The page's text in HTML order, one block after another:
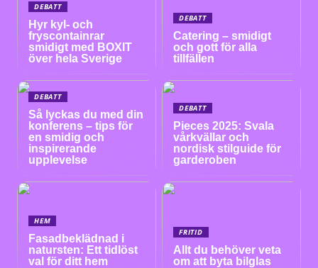
DEBATT
Hyr kyl- och
fryscontainrar
smidigt med BOXIT
över hela Sverige
DEBATT
Catering – smidigt
och gott för alla
tillfällen
DEBATT
Så lyckas du med din
konferens – tips för
en smidig och
inspirerande
upplevelse
DEBATT
Pieces 2025: Svala
vårkvällar och
nordisk stilguide för
garderoben
HEM
Fasadbeklädnad i
natursten: Ett tidlöst
val för ditt hem
FRITID
Allt du behöver veta
om att byta bilglas